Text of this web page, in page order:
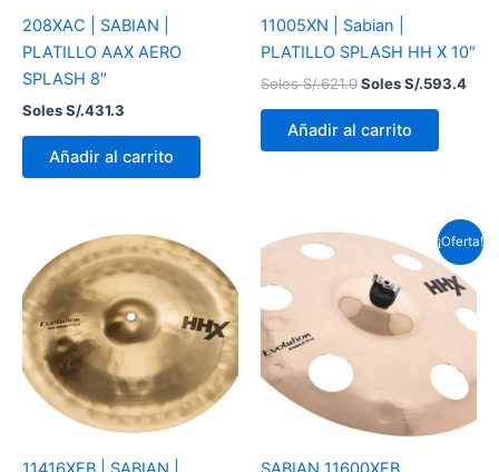
208XAC | SABIAN |
PLATILLO AAX AERO
SPLASH 8″
Soles S/.431.3
Añadir al carrito
11005XN | Sabian |
PLATILLO SPLASH HH X 10″
Soles S/.621.0Soles S/.593.4
Añadir al carrito
¡Oferta!
El
precio
original
era:
Soles
S/.897.0.
El
es:
S/